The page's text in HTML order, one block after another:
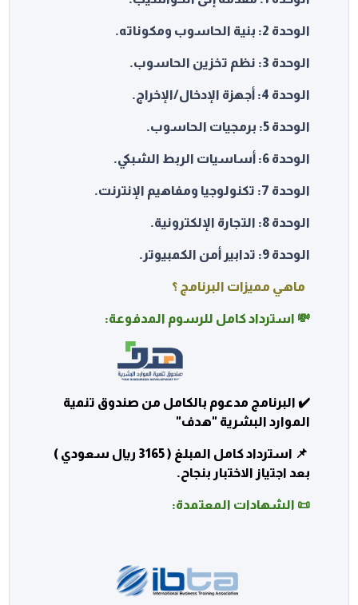
الوحدة 2: بنية الحاسوب ومكوناته.
الوحدة 3: نظم تخزين الحاسوب.
الوحدة 4: أجهزة الإدخال/الإخراج.
الوحدة 5: برمجيات الحاسوب.
الوحدة 6: أساسيات الربط الشبكي.
الوحدة 7: تكنولوجيا ومفاهيم الإنترنت.
الوحدة 8: التجارة الإلكترونية.
الوحدة 9: تدابير أمن الكمبيوتر.
ماهي مميزات البرنامج ؟
💸 استرداد كامل للرسوم المدفوعة:
✔️ البرنامج مدعوم بالكامل من صندوق تنمية
الموارد البشرية "هدف"
📌 استرداد كامل المبلغ ( 3165 ريال سعودي )
بعد اجتياز الاختبار بنجاح.
📜 الشهادات المعتمدة: